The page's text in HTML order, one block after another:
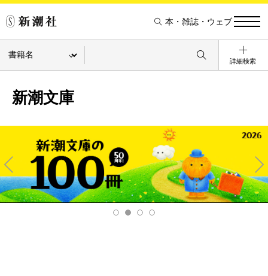
本・雑誌・ウェブ
詳細検索
新潮文庫
Pre
v
Ne
xt